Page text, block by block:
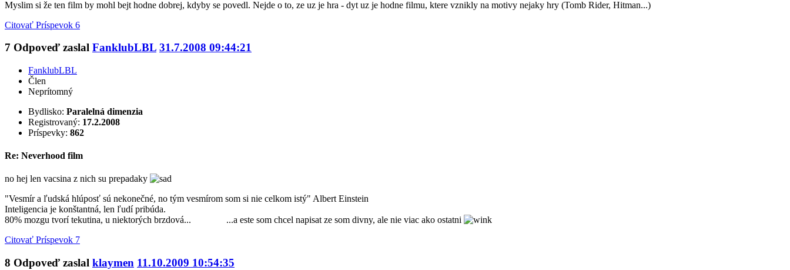
Myslim si že ten film by mohl bejt hodne dobrej, kdyby se povedl. Nejde o to, ze uz je hra - dyt uz je hodne filmu, ktere vznikly na motivy nejaky hry (Tomb Rider, Hitman...)
Citovať Príspevok 6
7 Odpoveď zaslal FanklubLBL 31.7.2008 09:44:21
FanklubLBL
Člen
Neprítomný
Bydlisko: Paralelná dimenzia
Registrovaný: 17.2.2008
Príspevky: 862
Re: Neverhood film
no hej len vacsina z nich su prepadaky
"Vesmír a ľudská hlúposť sú nekonečné, no tým vesmírom som si nie celkom istý" Albert Einstein
Inteligencia je konštantná, len ľudí pribúda.
80% mozgu tvorí tekutina, u niektorých brzdová... ...a este som chcel napisat ze som divny, ale nie viac ako ostatni
Citovať Príspevok 7
8 Odpoveď zaslal klaymen 11.10.2009 10:54:35